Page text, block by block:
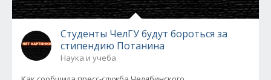
Студенты ЧелГУ будут бороться за
стипендию Потанина
Наука и учеба